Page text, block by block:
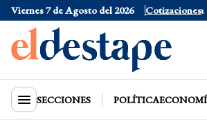
Viernes 7 de Agosto del 2026 Cotizaciones
Dólar Oficial $1520 Dólar Tarjeta
SECCIONES POLÍTICA